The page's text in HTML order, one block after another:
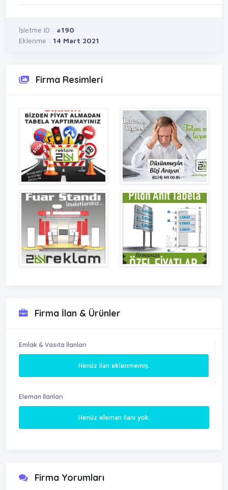
İşletme ID : #190
Eklenme : 14 Mart 2021
Firma Resimleri
Firma İlan & Ürünler
Emlak & Vasıta İlanları
Henüz ilan eklenmemiş.
Eleman İlanları
Henüz eleman ilanı yok.
Firma Yorumları